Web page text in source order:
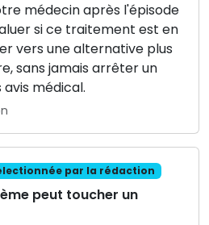
médecin après l'épisode
si ce traitement est en
vers une alternative plus
sans jamais arrêter un
médical.
par la rédaction
peut toucher un